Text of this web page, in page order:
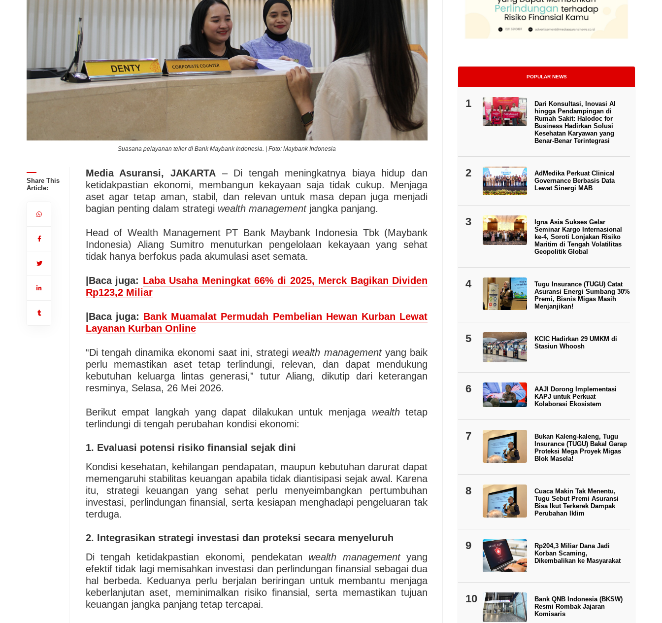
Suasana pelayanan teller di Bank Maybank Indonesia. | Foto: Maybank Indonesia
Share This
Article:
Media Asuransi, JAKARTA– Di tengah meningkatnya biaya hidup dan
ketidakpastian ekonomi, membangun kekayaan saja tidak cukup. Menjaga
aset agar tetap aman, stabil, dan relevan untuk masa depan juga menjadi
bagian penting dalam strategi wealth managementjangka panjang.
Head of Wealth Management PT Bank Maybank Indonesia Tbk (Maybank
Indonesia) Aliang Sumitro menuturkan pengelolaan kekayaan yang sehat
tidak hanya berfokus pada akumulasi aset semata.
|Baca juga: Laba Usaha Meningkat 66% di 2025, Merck Bagikan Dividen
Rp123,2 Miliar
|Baca juga: Bank Muamalat Permudah Pembelian Hewan Kurban Lewat
Layanan Kurban Online
“Di tengah dinamika ekonomi saat ini, strategi wealth managementyang baik
perlu memastikan aset tetap terlindungi, relevan, dan dapat mendukung
kebutuhan keluarga lintas generasi,” tutur Aliang, dikutip dari keterangan
resminya, Selasa, 26 Mei 2026.
Berikut empat langkah yang dapat dilakukan untuk menjaga wealthtetap
terlindungi di tengah perubahan kondisi ekonomi:
1. Evaluasi potensi risiko finansial sejak dini
Kondisi kesehatan, kehilangan pendapatan, maupun kebutuhan darurat dapat
memengaruhi stabilitas keuangan apabila tidak diantisipasi sejak awal. Karena
itu, strategi keuangan yang sehat perlu menyeimbangkan pertumbuhan
investasi, perlindungan finansial, serta kesiapan menghadapi pengeluaran tak
terduga.
2. Integrasikan strategi investasi dan proteksi secara menyeluruh
Di tengah ketidakpastian ekonomi, pendekatan wealth managementyang
efektif tidak lagi memisahkan investasi dan perlindungan finansial sebagai dua
hal berbeda. Keduanya perlu berjalan beriringan untuk membantu menjaga
keberlanjutan aset, meminimalkan risiko finansial, serta memastikan tujuan
keuangan jangka panjang tetap tercapai.
POPULAR NEWS
1
Dari Konsultasi, Inovasi AI
hingga Pendampingan di
Rumah Sakit: Halodoc for
Business Hadirkan Solusi
Kesehatan Karyawan yang
Benar-Benar Terintegrasi
2
AdMedika Perkuat Clinical
Governance Berbasis Data
Lewat Sinergi MAB
3
Igna Asia Sukses Gelar
Seminar Kargo Internasional
ke-4, Soroti Lonjakan Risiko
Maritim di Tengah Volatilitas
Geopolitik Global
4
Tugu Insurance (TUGU) Catat
Asuransi Energi Sumbang 30%
Premi, Bisnis Migas Masih
Menjanjikan!
5
KCIC Hadirkan 29 UMKM di
Stasiun Whoosh
6
AAJI Dorong Implementasi
KAPJ untuk Perkuat
Kolaborasi Ekosistem
7
Bukan Kaleng-kaleng, Tugu
Insurance (TUGU) Bakal Garap
Proteksi Mega Proyek Migas
Blok Masela!
8
Cuaca Makin Tak Menentu,
Tugu Sebut Premi Asuransi
Bisa Ikut Terkerek Dampak
Perubahan Iklim
9
Rp204,3 Miliar Dana Jadi
Korban Scaming,
Dikembalikan ke Masyarakat
10
Bank QNB Indonesia (BKSW)
Resmi Rombak Jajaran
Komisaris